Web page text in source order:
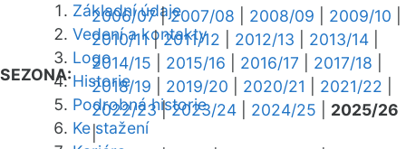
Základní údaje
Vedení a kontakty
Logo
Historie
Podrobná historie
Ke stažení
SEZONA:
2006/07|2007/08 2008/09 2009/10
2010/11|2011/12 2012/13 2013/14
2014/15
2015/16 2016/17 2017/18
2018/19
2019/20 2020/21 2021/22
2022/23|2023/24 2024/25
2025/26
|